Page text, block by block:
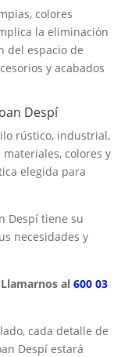
colores
la eliminación
del espacio de
y acabados
Despí
rústico, industrial,
colores y
elegida para
Despí tiene su
necesidades y
al 600 03
cada detalle de
Despí estará